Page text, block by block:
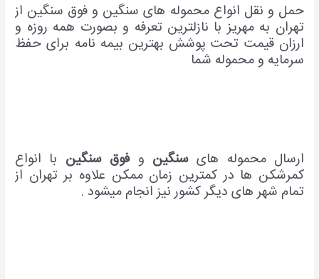
حمل و نقل انواع محموله های سنگین و فوق سنگین از
تهران به مهریز با نازلترین تعرفه و بصورت همه روزه و
ارزان قیمت تحت پوشش بهترین بیمه نامه برای حفظ
سرمایه و محموله شما
ارسال محموله هایسنگین وفوق سنگین با انواع
کمرشکن ها در کمترین زمان ممکن علاوه بر تهران از
تمام شهر های دیگر کشور نیز انجام میشود .
کمرشکن
از
تهران
به
مهریز